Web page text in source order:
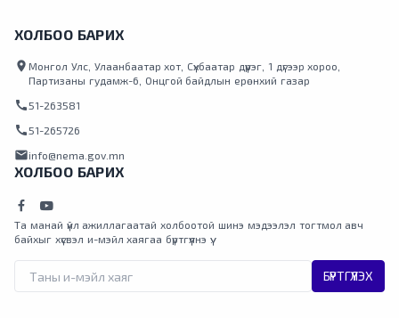
ХОЛБОО БАРИХ
location_on Монгол Улс, Улаанбаатар хот, Сүхбаатар дүүрэг, 1 дүгээр хороо,
Партизаны гудамж-6, Онцгой байдлын ерөнхий газар
call 51-263581
call 51-265726
mailinfo@nema.gov.mn
ХОЛБОО БАРИХ
Та манай үйл ажиллагаатай холбоотой шинэ мэдээлэл тогтмол авч
байхыг хүсвэл и-мэйл хаягаа бүртгүүлнэ үү.
БҮРТГҮҮЛЭХ